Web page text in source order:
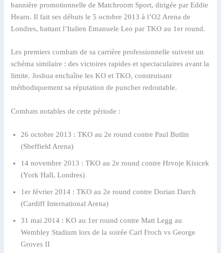
bannière promotionnelle de Matchroom Sport, dirigée par Eddie
Hearn. Il fait ses débuts le 5 octobre 2013 à l’O2 Arena de
Londres, battant l’Italien Emanuele Leo par TKO au 1er round.
Les premiers combats de sa carrière professionnelle suivent un
schéma similaire : des victoires rapides et spectaculaires avant la
limite. Joshua enchaîne les KO et TKO, construisant
méthodiquement sa réputation de puncher redoutable.
Combats notables de cette période :
26 octobre 2013 : TKO au 2e round contre Paul Butlin
(Sheffield Arena)
14 novembre 2013 : TKO au 2e round contre Hrvoje Kisicek
(York Hall, Londres)
1er février 2014 : TKO au 2e round contre Dorian Darch
(Cardiff International Arena)
31 mai 2014 : KO au 1er round contre Matt Legg au
Wembley Stadium lors de la soirée Carl Froch vs George
Groves II